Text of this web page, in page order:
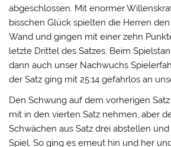
abgeschlossen. Mit enormer
bisschen Glück spielten die Herren
Wand und gingen mit einer zehn
letzte Drittel des Satzes. Beim
dann auch unser Nachwuchs
der Satz ging mit 25:14 gefahrlos an
Den Schwung auf dem vorherigen
mit in den vierten Satz nehmen, aber
Schwächen aus Satz drei abstellen
Spiel. So ging es erneut hin und her